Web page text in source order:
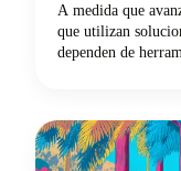
A medida que
que utilizan
dependen de